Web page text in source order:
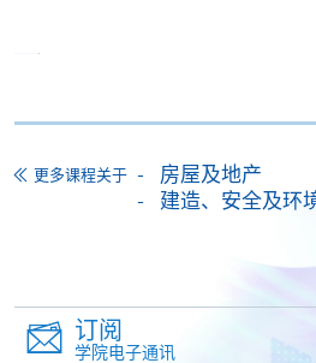
持续进修基金
本课程已加入持续进修基金可获
更多课程关于
房屋及地产
建造、安全及环
订阅
学院电子通讯